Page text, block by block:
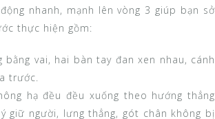
nhanh, mạnh lên vòng 3 giúp bạn sở
thực hiện gồm:
vai, hai bàn tay đan xen nhau, cánh
trước.
hạ đều đều xuống theo hướng thẳng
giữ người, lưng thẳng, gót chân không bị